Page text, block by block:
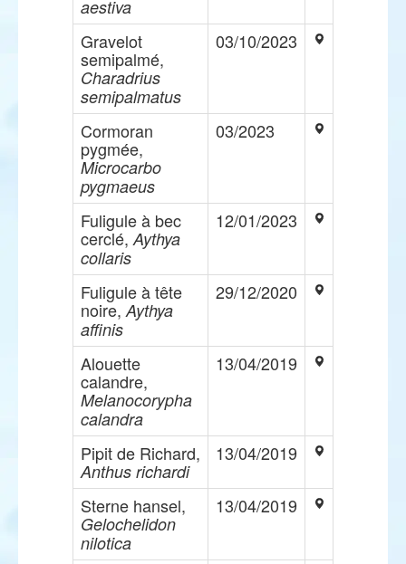
aestiva
Gravelot
semipalmé,
Charadrius
semipalmatus
03/10/2023
Cormoran
pygmée,
Microcarbo
pygmaeus
03/2023
Fuligule à bec
cerclé, Aythya
collaris
12/01/2023
Fuligule à tête
noire, Aythya
affinis
29/12/2020
Alouette
calandre,
Melanocorypha
calandra
13/04/2019
Pipit de Richard,
Anthus richardi
13/04/2019
Sterne hansel,
Gelochelidon
nilotica
13/04/2019